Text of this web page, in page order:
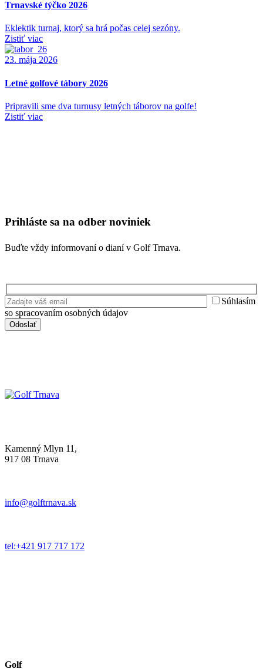
Trnavské týčko 2026
Eklektik turnaj, ktorý sa hrá počas celej sezóny.
Zistiť viac
23. mája 2026
Letné golfové tábory 2026
Pripravili sme dva turnusy letných táborov na golfe!
Zistiť viac
Prihláste sa na odber noviniek
Buďte vždy informovaní o dianí v Golf Trnava.
Súhlasím
so spracovaním osobných údajov
Kamenný Mlyn 11,
917 08 Trnava
info@golftrnava.sk
tel:+421 917 717 172
Golf